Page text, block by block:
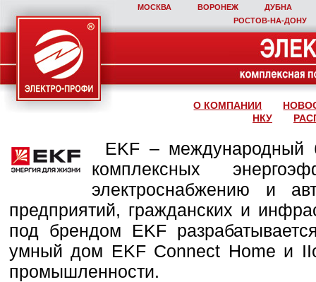
МОСКВА ВОРОНЕЖ
ДУБНА
РОСТОВ‑НА‑ДОНУ
О КОМПАНИИ
НКУ
EKF – международный
комплексных
электроснабжению и
предприятий, гражданских и
под брендом EKF
умный дом EKF Connect Home и
промышленности.